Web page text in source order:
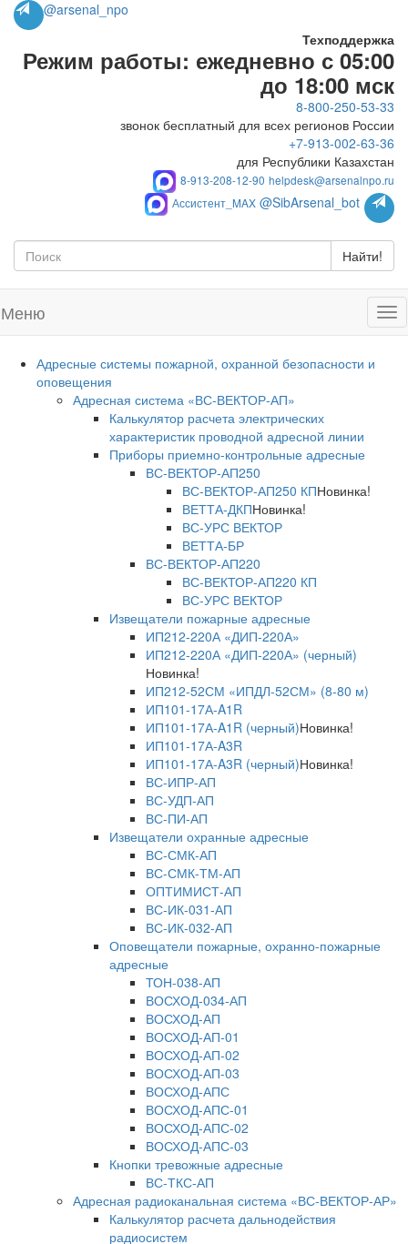
@arsenal_npo
Техподдержка
Режим работы: ежедневно с 05:00
до 18:00 мск
8-800-250-53-33
звонок бесплатный для всех регионов России
+7-913-002-63-36
для Республики Казахстан
8-913-208-12-90 helpdesk@arsenalnpo.ru
Ассистент_MAX @SibArsenal_bot
Найти!
Меню
Адресные системы пожарной, охранной безопасности и
оповещения
Адресная система «ВС-ВЕКТОР-АП»
Калькулятор расчета электрических
характеристик проводной адресной линии
Приборы приемно-контрольные адресные
ВС-ВЕКТОР-АП250
ВС-ВЕКТОР-АП250 КПНовинка!
ВЕТТА-ДКПНовинка!
ВС-УРС ВЕКТОР
ВЕТТА-БР
ВС-ВЕКТОР-АП220
ВС-ВЕКТОР-АП220 КП
ВС-УРС ВЕКТОР
Извещатели пожарные адресные
ИП212-220А «ДИП-220А»
ИП212-220А «ДИП-220А» (черный)
Новинка!
ИП212-52СМ «ИПДЛ-52СМ» (8-80 м)
ИП101-17А-A1R
ИП101-17А-A1R (черный)Новинка!
ИП101-17А-A3R
ИП101-17А-A3R (черный)Новинка!
ВС-ИПР-АП
ВС-УДП-АП
ВС-ПИ-АП
Извещатели охранные адресные
ВС-СМК-АП
ВС-СМК-ТМ-АП
ОПТИМИСТ-АП
ВС-ИК-031-АП
ВС-ИК-032-АП
Оповещатели пожарные, охранно-пожарные
адресные
ТОН-038-АП
ВОСХОД-034-АП
ВОСХОД-АП
ВОСХОД-АП-01
ВОСХОД-АП-02
ВОСХОД-АП-03
ВОСХОД-АПС
ВОСХОД-АПС-01
ВОСХОД-АПС-02
ВОСХОД-АПС-03
Кнопки тревожные адресные
ВС-ТКС-АП
Адресная радиоканальная система «ВС-ВЕКТОР-АР»
Калькулятор расчета дальнодействия
радиосистем